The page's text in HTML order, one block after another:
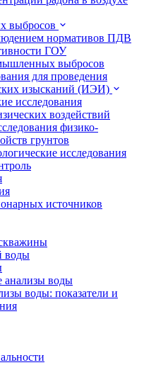
выбросов
нормативов ПДВ
ГОУ
выбросов
для проведения
изысканий (ИЭИ)
исследования
воздействий
физико-
грунтов
исследования
источников
воды
анализы воды
воды: показатели и